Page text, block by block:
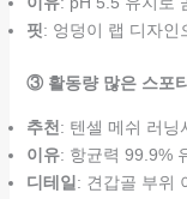
핏: 엉덩이 랩 디자인
③ 활동량 많은 스포
추천: 텐셀 메쉬 러닝
이유: 항균력 99.9%
디테일: 견갑골 부위